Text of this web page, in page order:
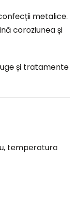
metalice.
coroziunea și
și tratamente
temperatura